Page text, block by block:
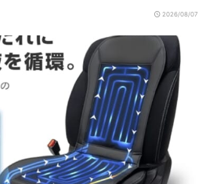
2026/08/07